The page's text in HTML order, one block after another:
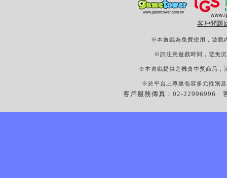
客戶問題
※本遊戲為免費使用，遊戲
※請注意遊戲時間，避免
※本遊戲提供之機會中獎商品，
※於平台上尊重包容多元性別
客戶服務傳真：02-22996996